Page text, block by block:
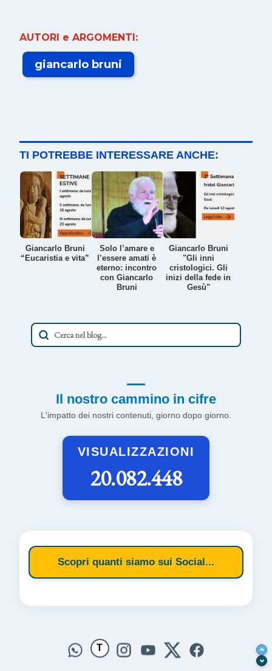
AUTORI e ARGOMENTI:
giancarlo bruni
TI POTREBBE INTERESSARE ANCHE:
Giancarlo Bruni
“Eucaristia e vita”
Solo l’amare e
l’essere amati è
eterno: incontro
con Giancarlo
Bruni
Giancarlo Bruni
"Gli inni
cristologici. Gli
inizi della fede in
Gesù"
Il nostro cammino in cifre
L'impatto dei nostri contenuti, giorno dopo giorno.
VISUALIZZAZIONI
20.082.448
Scopri quanti siamo sui Social...
T